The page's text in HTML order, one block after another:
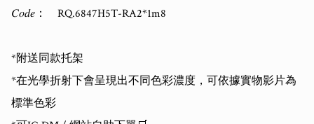
𝐶𝑜𝑑𝑒：    RQ.6847H5T-RA2*1m8
*附送同款托架
*在光學折射下會呈現出不同色彩濃度，可依據實物影片為
標準色彩